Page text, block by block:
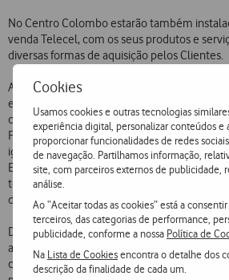
Cookies
Usamos cookies e outras tecnologias
experiência digital, personalizar conteúdos e
proporcionar funcionalidades de redes
de navegação. Partilhamos informação,
site, com parceiros externos de publicidade,
análise.
Ao “Aceitar todas as cookies” está a
terceiros, das categorias de performance,
publicidade, conforme a nossa Política de
Na Lista de Cookiesencontra o detalhe dos
descrição da finalidade de cada um.
No Centro Colombo estarão também
venda Telecel, com os seus produtos e
diversas formas de aquisição pelos Clientes.
A Telecel tem vindo também a
expansão e reforço da cobertura nos
comerciais. Tal sucedeu, nos últimos meses,
Fonte Nova, Alvalade, Roma, Arrábida
igualmente reforçada a cobertura no
Em cada um destes casos foram aplicados
tecnológicas específicas, tendo em conta as
de cada um dos espaços.
Desde o princípio do ano, a Telecel já
antenas em todo o território continental e
começaram a ser usadas novas antenas, de